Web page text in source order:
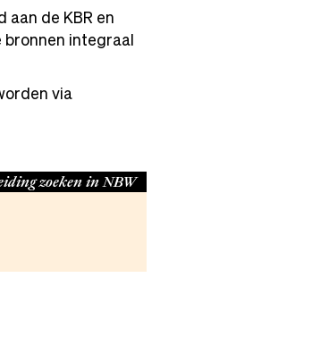
de KBR en
bronnen integraal
via
zoeken in NBW